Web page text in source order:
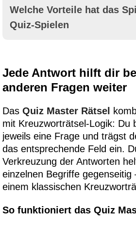
Welche Vorteile hat das
Quiz-Spielen
Jede Antwort hilft dir
anderen Fragen weiter
Das Quiz Master Rätsel
mit Kreuzworträtsel-Logik: Du
jeweils eine Frage und trägst
das entsprechende Feld ein.
Verkreuzung der Antworten
einzelnen Begriffe gegenseitig
einem klassischen
So funktioniert das Quiz